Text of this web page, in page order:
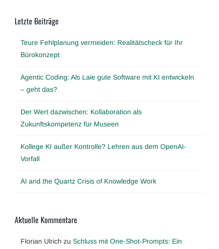
Letzte Beiträge
Teure Fehlplanung vermeiden: Realitätscheck für Ihr
Bürokonzept
Agentic Coding: Als Laie gute Software mit KI entwickeln
– geht das?
Der Wert dazwischen: Kollaboration als
Zukunftskompetenz für Museen
Kollege KI außer Kontrolle? Lehren aus dem OpenAI-
Vorfall
AI and the Quartz Crisis of Knowledge Work
Aktuelle Kommentare
Florian Ulrich zu Schluss mit One-Shot-Prompts: Ein